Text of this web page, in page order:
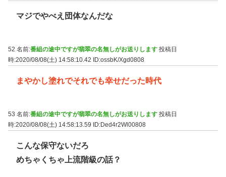
マジでやべえ団体なんだな
52 名前:番組の途中ですが翡翠の名無しがお送りします 投稿日
時:2020/08/08(土) 14:58:10.42
ID:ossbK/Xgd0808
まやかし塗れでそれでも幸せだった時代
53 名前:番組の途中ですが翡翠の名無しがお送りします 投稿日
時:2020/08/08(土) 14:58:13.59 ID:Ded4r2Wl00808
こんな保守ないだろ
めちゃくちゃ上流階級の話？